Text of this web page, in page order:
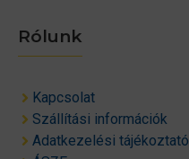
Rólunk
Kapcsolat
Szállítási információk
Adatkezelési tájékoztató